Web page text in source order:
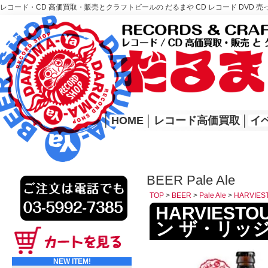
レコード・CD 高価買取・販売とクラフトビールの だるまや CD レコード DVD
レコード高価買取はこちら
HOME
│ HOME レコード高価買取 イ
NEW ITEM!
BEER Pale Ale
TOP > BEER > Pale Ale >
ン ザ・リッ